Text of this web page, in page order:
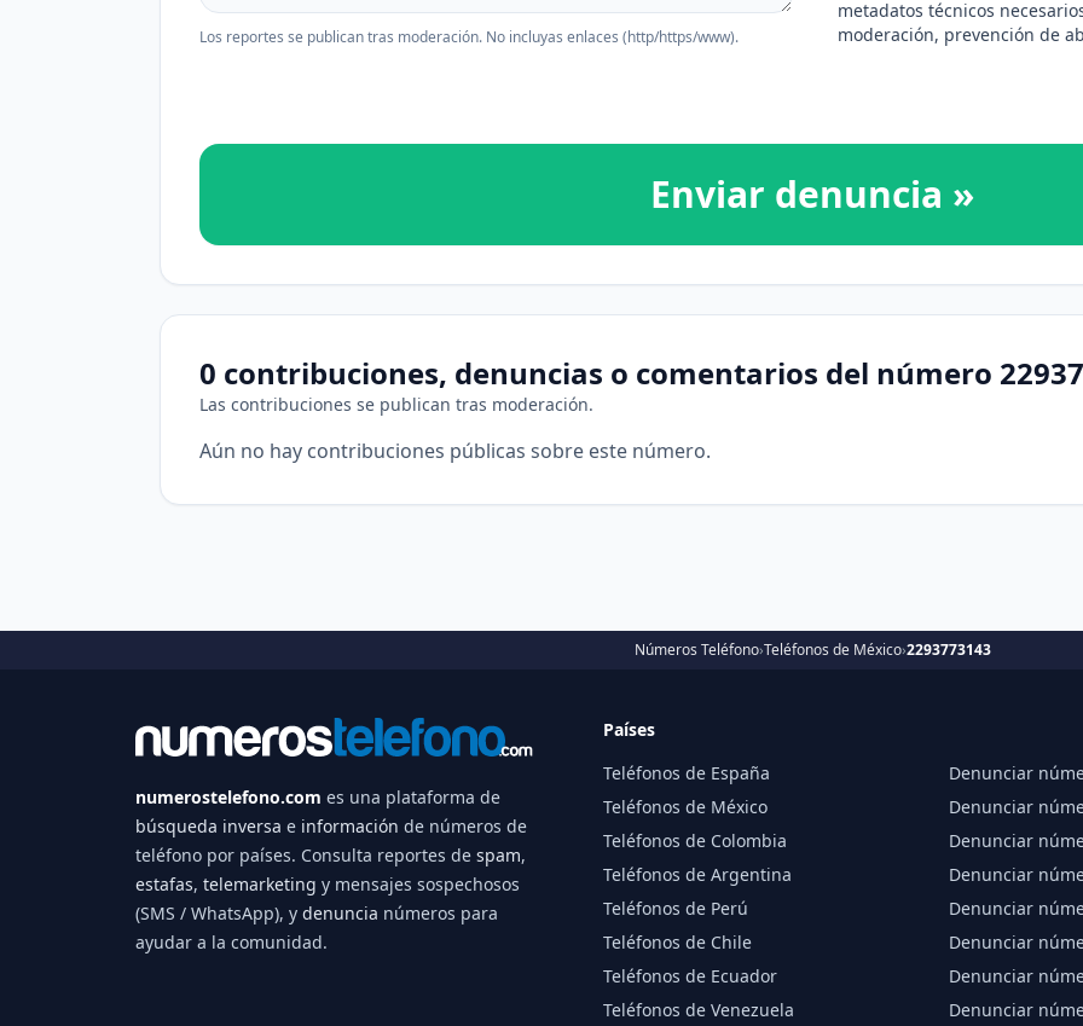
Los reportes se publican tras moderación. No incluyas enlaces (http/https/www).
metadatos técnicos
moderación, prevención de
Enviar denuncia »
0 contribuciones, denuncias o comentarios del número
Las contribuciones se publican tras moderación.
Aún no hay contribuciones públicas sobre este número.
Números Teléfono›Teléfonos de México›2293773143
numerostelefono.com es una plataforma de
búsqueda inversa e información de números de
teléfono por países. Consulta reportes de spam,
estafas, telemarketing y mensajes sospechosos
(SMS / WhatsApp), y denuncia números para
ayudar a la comunidad.
Países
Teléfonos de España
Teléfonos de México
Teléfonos de Colombia
Teléfonos de Argentina
Teléfonos de Perú
Teléfonos de Chile
Teléfonos de Ecuador
Teléfonos de Venezuela
Denunciar
Denunciar
Denunciar
Denunciar
Denunciar
Denunciar
Denunciar
Denunciar